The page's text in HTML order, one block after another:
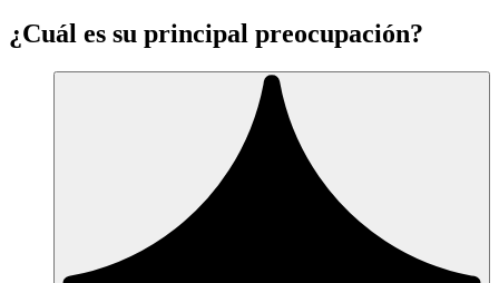
¿Cuál es su principal preocupación?